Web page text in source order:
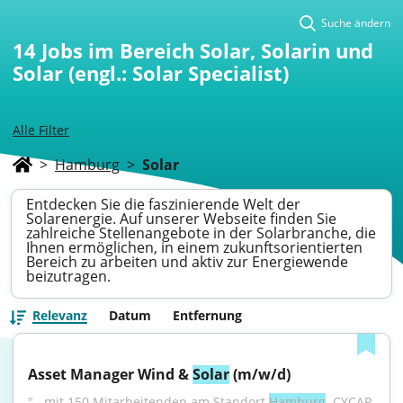
Alle Filter
Suche ändern
14 Jobs im Bereich Solar, Solarin und
Solar (engl.: Solar Specialist)
> Hamburg > Solar
Entdecken Sie die faszinierende Welt der
Solarenergie. Auf unserer Webseite finden Sie
zahlreiche Stellenangebote in der Solarbranche, die
Ihnen ermöglichen, in einem zukunftsorientierten
Bereich zu arbeiten und aktiv zur Energiewende
beizutragen.
Relevanz Datum Entfernung
Asset Manager Wind & Solar (m/w/d)